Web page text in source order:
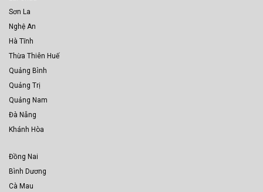
Sơn La
Nghệ An
Hà Tĩnh
Thừa Thiên Huế
Quảng Bình
Quảng Trị
Quảng Nam
Đà Nẵng
Khánh Hòa
Đồng Nai
Bình Dương
Cà Mau